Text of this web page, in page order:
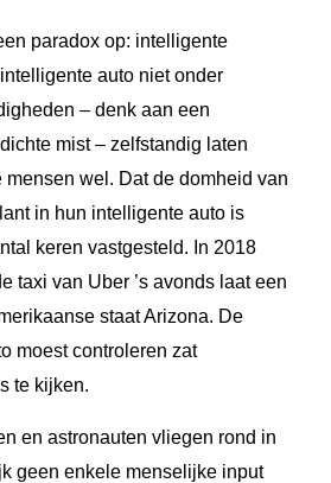
paradox op: intelligente
auto niet onder
– denk aan een
mist – zelfstandig laten
mensen wel. Dat de domheid van
in hun intelligente auto is
keren vastgesteld. In 2018
taxi van Uber ’s avonds laat een
staat Arizona. De
moest controleren zat
te kijken.
en astronauten vliegen rond in
geen enkele menselijke input